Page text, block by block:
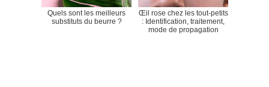
Quels sont les meilleurs
substituts du beurre ?
Œil rose chez les tout-petits
: Identification, traitement,
mode de propagation